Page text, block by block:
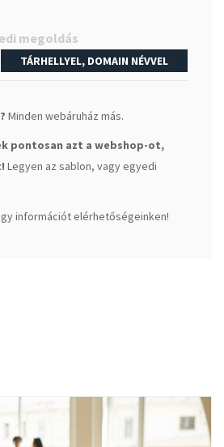
megoldás
TÁRHELLYEL, DOMAIN NÉVVEL
Minden webáruház más.
pontosan azt a webshop-ot,
Legyen az sablon, vagy egyedi
információt elérhetőségeinken!